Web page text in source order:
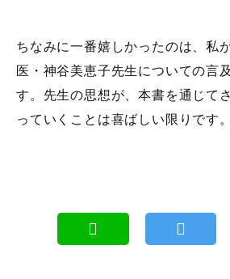
ちなみに一番嬉しかったのは、私
医・神谷美恵子先生についての言
す。先生の思想が、本書を通じて
っていくことは喜ばしい限りです。